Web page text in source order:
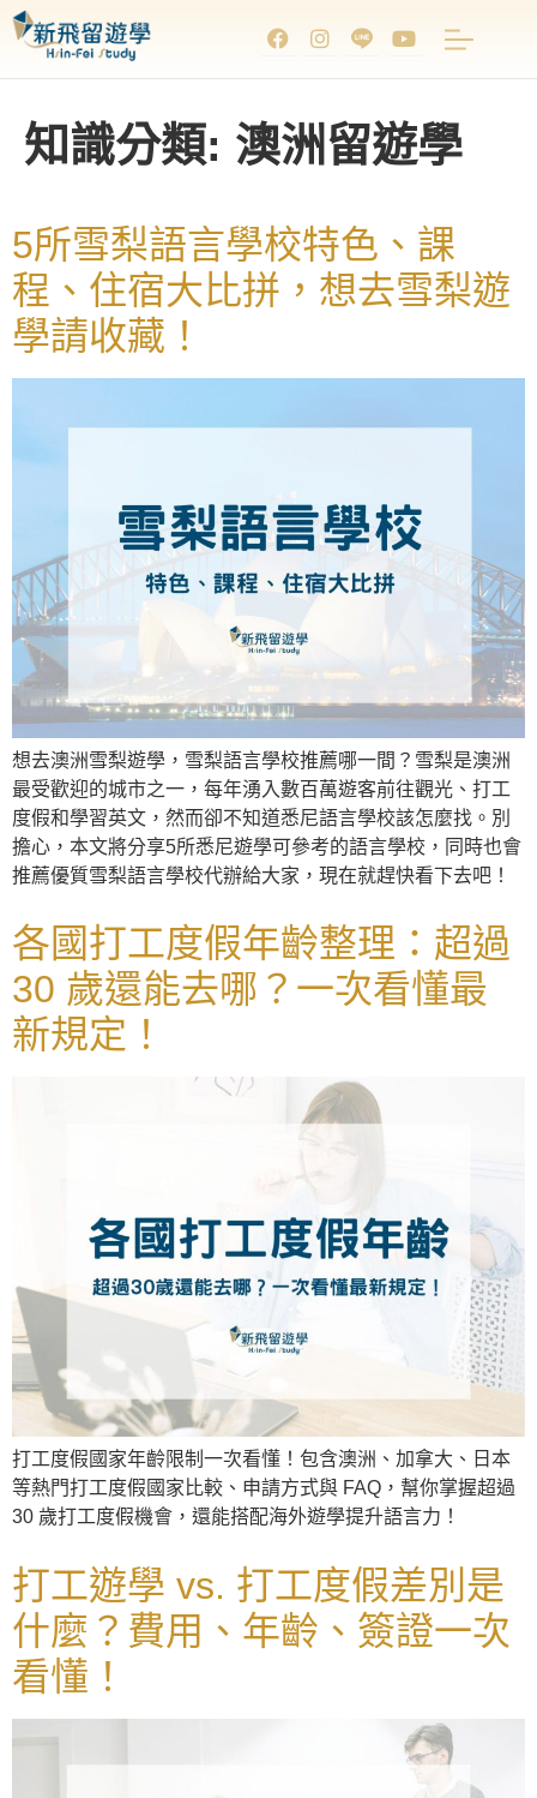
知識分類: 澳洲留遊學
5所雪梨語言學校特色、課
程、住宿大比拼，想去雪梨遊
學請收藏！
想去澳洲雪梨遊學，雪梨語言學校推薦哪一間？雪梨是澳洲
最受歡迎的城市之一，每年湧入數百萬遊客前往觀光、打工
度假和學習英文，然而卻不知道悉尼語言學校該怎麼找。別
擔心，本文將分享5所悉尼遊學可參考的語言學校，同時也會
推薦優質雪梨語言學校代辦給大家，現在就趕快看下去吧！
各國打工度假年齡整理：超過
30 歲還能去哪？一次看懂最
新規定！
打工度假國家年齡限制一次看懂！包含澳洲、加拿大、日本
等熱門打工度假國家比較、申請方式與 FAQ，幫你掌握超過
30 歲打工度假機會，還能搭配海外遊學提升語言力！
打工遊學 vs. 打工度假差別是
什麼？費用、年齡、簽證一次
看懂！